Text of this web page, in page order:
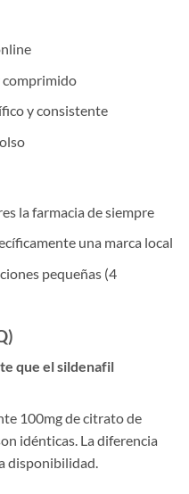
comprimido
y consistente
la farmacia de siempre
una marca local
pequeñas (4
que el sildenafil
100mg de citrato de
idénticas. La diferencia
disponibilidad.